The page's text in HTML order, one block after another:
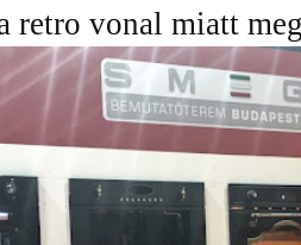
retro vonal miatt